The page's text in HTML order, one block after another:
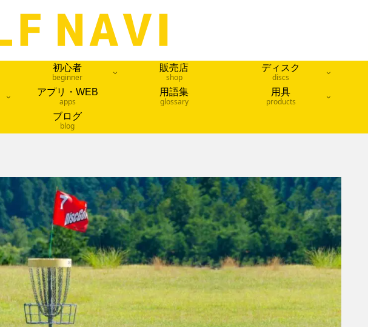
初心者
beginner
販売店
shop
ディスク
discs
アプリ・WEB
apps
用語集
glossary
用具
products
ブログ
blog